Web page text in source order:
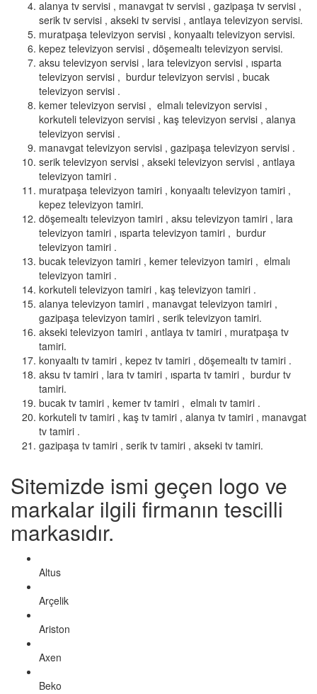
alanya tv servisi , manavgat tv servisi , gazipaşa tv servisi ,
serik tv servisi , akseki tv servisi , antlaya televizyon servisi.
muratpaşa televizyon servisi , konyaaltı televizyon servisi.
kepez televizyon servisi , döşemealtı televizyon servisi.
aksu televizyon servisi , lara televizyon servisi , ısparta
televizyon servisi , burdur televizyon servisi , bucak
televizyon servisi .
kemer televizyon servisi , elmalı televizyon servisi ,
korkuteli televizyon servisi , kaş televizyon servisi , alanya
televizyon servisi .
manavgat televizyon servisi , gazipaşa televizyon servisi .
serik televizyon servisi , akseki televizyon servisi , antlaya
televizyon tamiri .
muratpaşa televizyon tamiri , konyaaltı televizyon tamiri ,
kepez televizyon tamiri.
döşemealtı televizyon tamiri , aksu televizyon tamiri , lara
televizyon tamiri , ısparta televizyon tamiri , burdur
televizyon tamiri .
bucak televizyon tamiri , kemer televizyon tamiri , elmalı
televizyon tamiri .
korkuteli televizyon tamiri , kaş televizyon tamiri .
alanya televizyon tamiri , manavgat televizyon tamiri ,
gazipaşa televizyon tamiri , serik televizyon tamiri.
akseki televizyon tamiri , antlaya tv tamiri , muratpaşa tv
tamiri.
konyaaltı tv tamiri , kepez tv tamiri , döşemealtı tv tamiri .
aksu tv tamiri , lara tv tamiri , ısparta tv tamiri , burdur tv
tamiri.
bucak tv tamiri , kemer tv tamiri , elmalı tv tamiri .
korkuteli tv tamiri , kaş tv tamiri , alanya tv tamiri , manavgat
tv tamiri .
gazipaşa tv tamiri , serik tv tamiri , akseki tv tamiri.
Sitemizde ismi geçen logo ve
markalar ilgili firmanın tescilli
markasıdır.
Altus
Arçelik
Ariston
Axen
Beko